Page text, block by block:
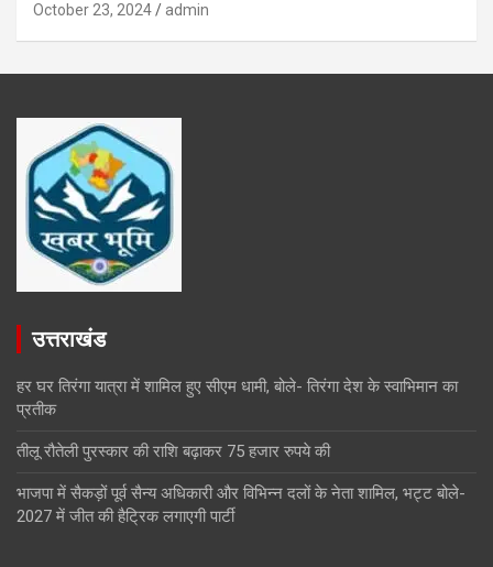
October 23, 2024 admin
उत्तराखंड
हर घर तिरंगा यात्रा में शामिल हुए सीएम धामी, बोले- तिरंगा देश के स्वाभिमान का
प्रतीक
तीलू रौतेली पुरस्कार की राशि बढ़ाकर 75 हजार रुपये की
भाजपा में सैकड़ों पूर्व सैन्य अधिकारी और विभिन्न दलों के नेता शामिल, भट्ट बोले-
2027 में जीत की हैट्रिक लगाएगी पार्टी